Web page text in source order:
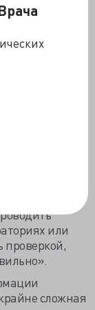
Когда мы
совсем не
от
не имеют
Бигли
или
проверкой,
сложная